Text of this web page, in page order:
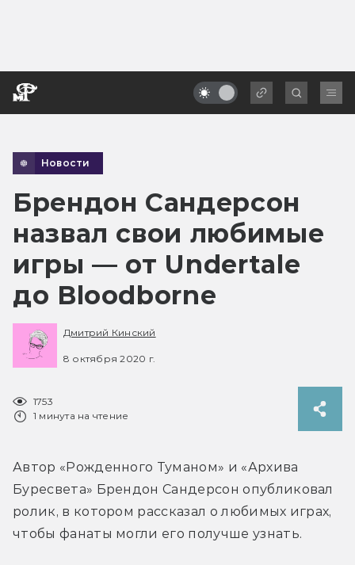
Новости
Брендон Сандерсон
назвал свои любимые
игры — от Undertale
до Bloodborne
Дмитрий Кинский
8 октября 2020 г.
1753
1 минута на чтение
Автор «Рожденного Туманом» и «Архива
Буресвета» Брендон Сандерсон опубликовал
ролик, в котором рассказал о любимых играх,
чтобы фанаты могли его получше узнать.